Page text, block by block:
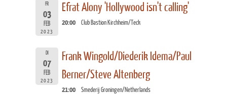
FR
03
FEB
2023
Efrat Alony 'Hollywood isn't calling'
20:00 Club Bastion Kirchheim/Teck
DI
07
FEB
2023
Frank Wingold/Diederik Idema/Paul
Berner/Steve Altenberg
21:00 Smederij Groningen/Netherlands